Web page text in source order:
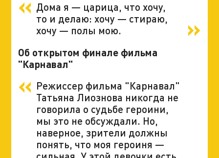
Дома я — царица, что хочу,
то и делаю: хочу — стираю,
хочу — полы мою.
Об открытом финале фильма
"Карнавал"
Режиссер фильма "Карнавал"
Татьяна Лиознова никогда не
говорила о судьбе героини,
мы это не обсуждали. Но,
наверное, зрители должны
понять, что моя героиня —